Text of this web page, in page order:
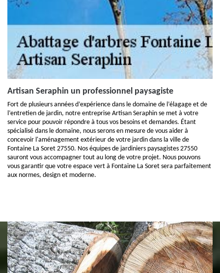
Artisan Seraphin un professionnel paysagiste
Fort de plusieurs années d’expérience dans le domaine de l’élagage et de
l’entretien de jardin, notre entreprise Artisan Seraphin se met à votre
service pour pouvoir répondre à tous vos besoins et demandes. Étant
spécialisé dans le domaine, nous serons en mesure de vous aider à
concevoir l'aménagement extérieur de votre jardin dans la ville de
Fontaine La Soret 27550. Nos équipes de jardiniers paysagistes 27550
sauront vous accompagner tout au long de votre projet. Nous pouvons
vous garantir que votre espace vert à Fontaine La Soret sera parfaitement
aux normes, design et moderne.